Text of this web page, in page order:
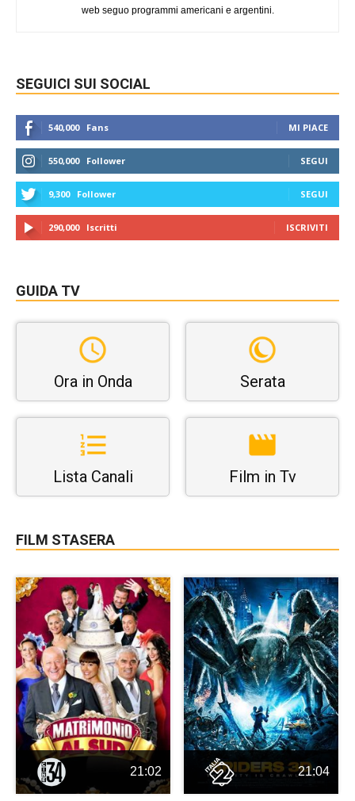
web seguo programmi americani e argentini.
SEGUICI SUI SOCIAL
540,000 Fans MI PIACE
550,000 Follower SEGUI
9,300 Follower SEGUI
290,000 Iscritti ISCRIVITI
GUIDA TV
Ora in Onda Serata
Lista Canali Film in Tv
FILM STASERA
21:02 21:04